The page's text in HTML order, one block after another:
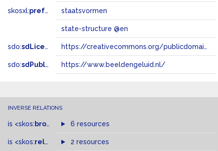
skosxl:prefLabel staatsvormen
state-structure @en
sdo:sdLicense https://creativecommons.org/publicdomain/zero/1.0/
sdo:sdPublisher https://www.beeldengeluid.nl/
INVERSE RELATIONS
is <skos: broader > of
6 resources
is <skos:related > of2 resources